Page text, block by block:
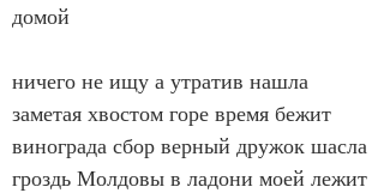
домой
ничего не ищу а утратив нашла
заметая хвостом горе время бежит
винограда сбор верный дружок шасла
гроздь Молдовы в ладони моей лежит